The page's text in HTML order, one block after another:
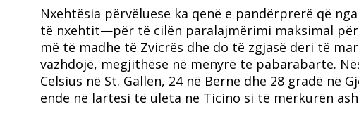
Nxehtësia përvëluese ka qenë e pandërprerë që
të nxehtit—për të cilën paralajmërimi maksimal
më të madhe të Zvicrës dhe do të zgjasë deri të
vazhdojë, megjithëse në mënyrë të pabarabartë.
Celsius në St. Gallen, 24 në Bernë dhe 28 gradë
ende në lartësi të ulëta në Ticino si të mërkurën